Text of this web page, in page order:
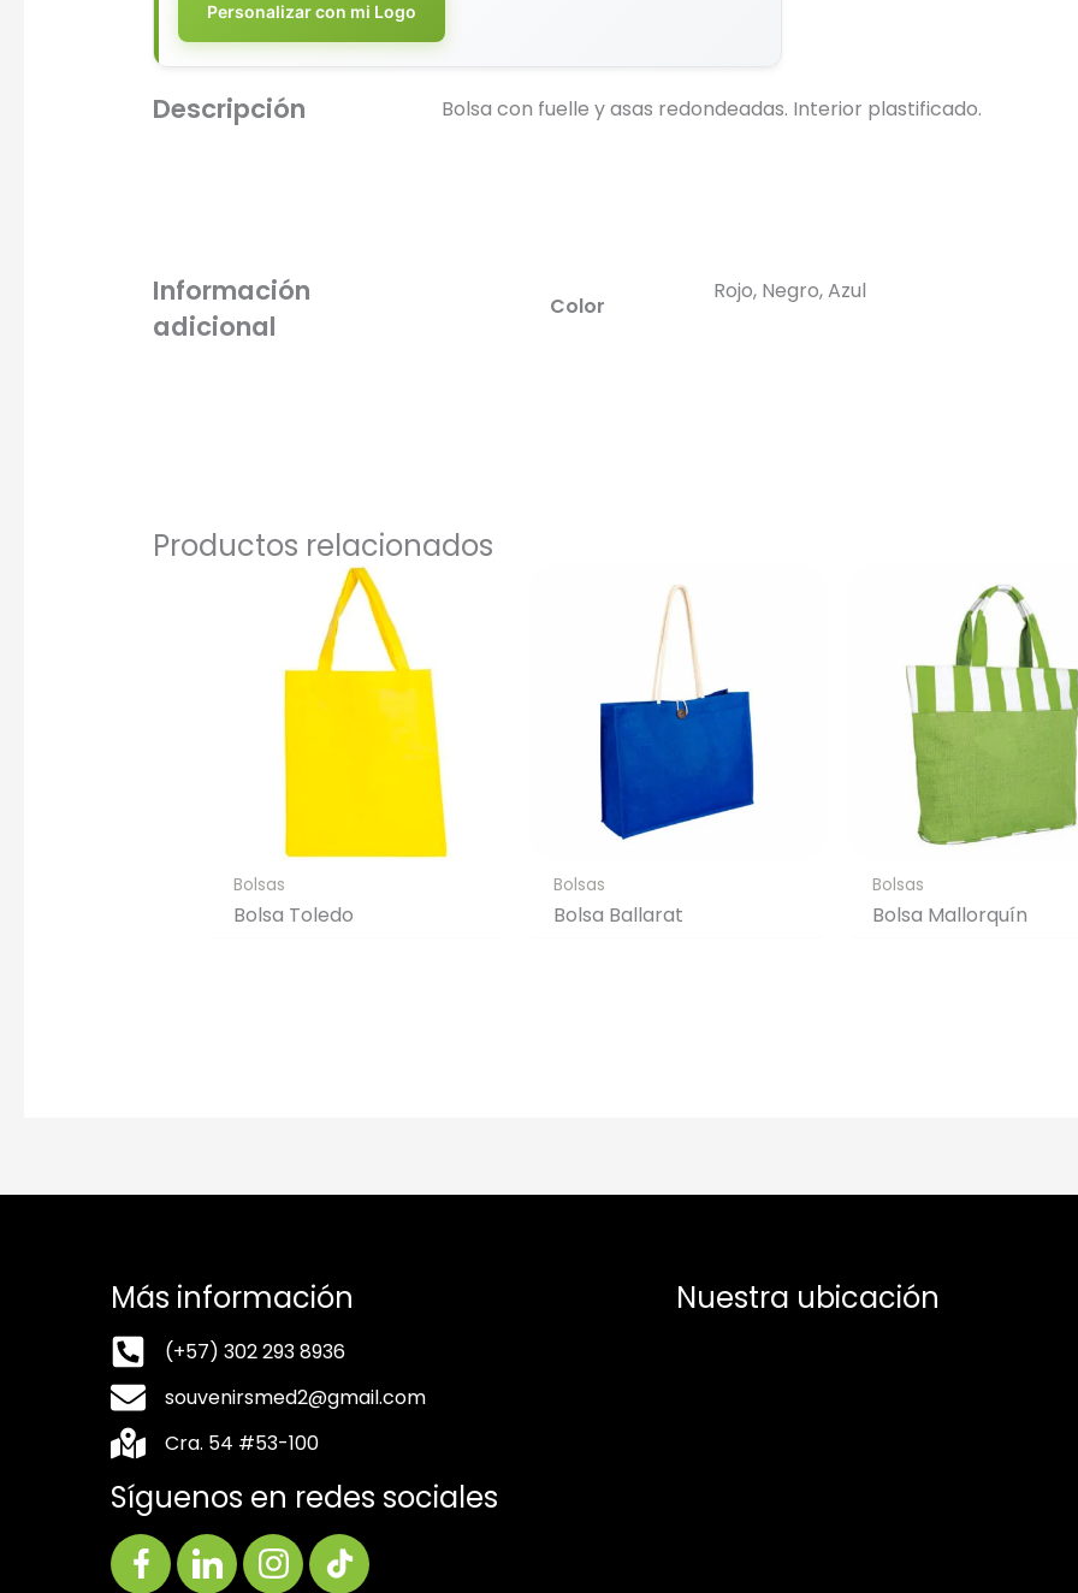
Personalizar con mi Logo
Descripción Bolsa con fuelle y asas redondeadas. Interior plastificado.
Información
adicional
Color
Rojo, Negro, Azul
Productos relacionados
Bolsas
Bolsa Toledo
Bolsas
Bolsa Ballarat
Bolsas
Bolsa Mallorquín
Más información
(+57) 302 293 8936
souvenirsmed2@gmail.com
Cra. 54 #53-100
Síguenos en redes sociales
Nuestra ubicación